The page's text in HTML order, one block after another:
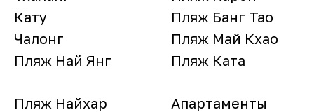
Кату
Чалонг
Пляж Най Янг
Пляж Банг Тао
Пляж Май Кхао
Пляж Ката
Пляж Найхар
Апартаменты